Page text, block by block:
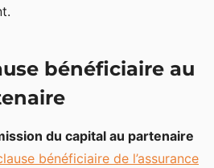
bénéficiaire au
du capital au partenaire
bénéficiaire de l’assurance